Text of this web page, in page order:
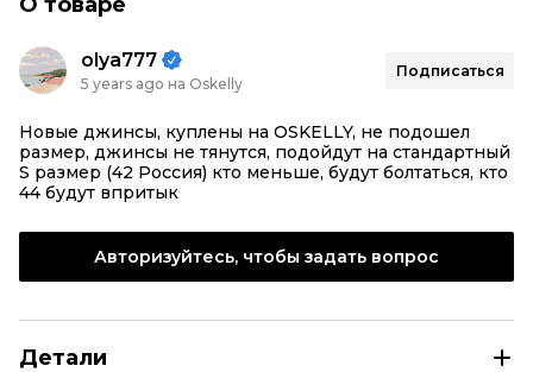
olya777
5 years ago на Oskelly
Подписаться
Новые джинсы, куплены на OSKELLY, не подошел
размер, джинсы не тянутся, подойдут на стандартный
S размер (42 Россия) кто меньше, будут болтаться, кто
44 будут впритык
Авторизуйтесь, чтобы задать вопрос
Детали